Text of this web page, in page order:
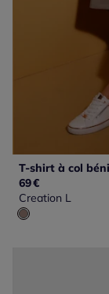
T-shirt à col
69€
Creation L